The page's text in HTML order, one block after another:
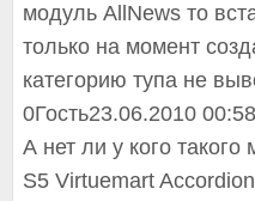
модуль AllNews то
только на момент
категорию тупа не
0Гость23.06.2010 00:58
А нет ли у кого
S5 Virtuemart